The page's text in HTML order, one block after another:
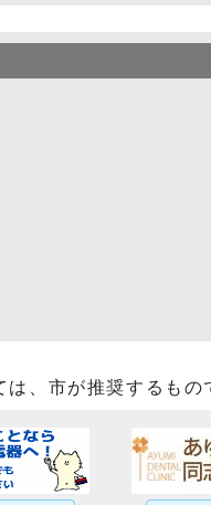
、市が推奨するもの